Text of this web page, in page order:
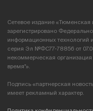
Сетевое издание «Тюменская
зарегистрировано
информационных технологий
серия Эл №ФС77-78856 от
некоммерческая
время"».
Подпись «партнерская
имеет рекламный характер.